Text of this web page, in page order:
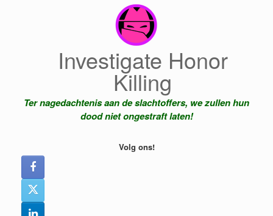
Investigate Honor
Killing
Ter nagedachtenis aan de slachtoffers, we zullen hun
dood niet ongestraft laten!
Volg ons!